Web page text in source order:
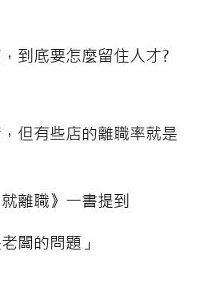
到底要怎麼留住人才?
但有些店的離職率就是
離職》一書提到
闆的問題」